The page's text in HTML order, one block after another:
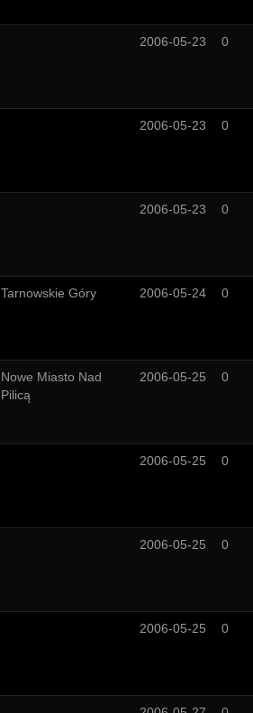
2006-05-23 0
2006-05-23 0
2006-05-23 0
Tarnowskie Góry 2006-05-24 0
Nowe Miasto Nad
Pilicą
2006-05-25 0
2006-05-25 0
2006-05-25 0
2006-05-25 0